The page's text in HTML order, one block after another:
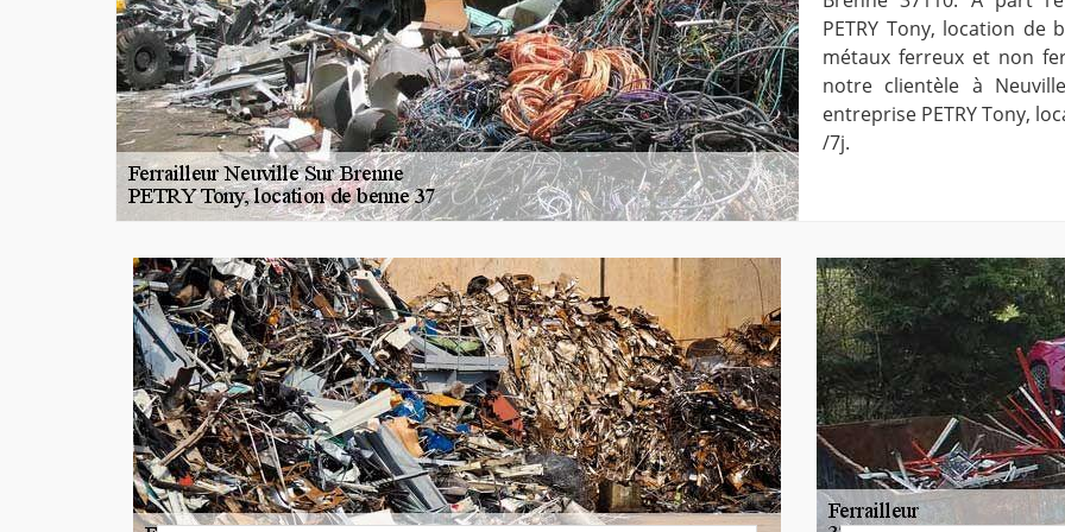
PETRY Tony, location de
métaux ferreux et non
notre clientèle à
entreprise PETRY Tony,
/7j.